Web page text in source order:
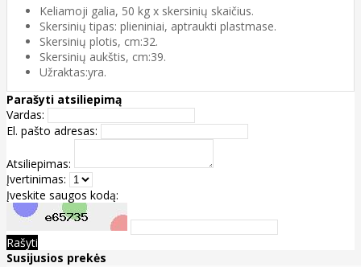
Keliamoji galia, 50 kg x skersinių skaičius.
Skersinių tipas: plieniniai, aptraukti plastmase.
Skersinių plotis, cm:32.
Skersinių aukštis, cm:39.
Užraktas:yra.
Parašyti atsiliepimą
Vardas:
El. pašto adresas:
Atsiliepimas:
Įvertinimas:
Įveskite saugos kodą:
Rašyti
Susijusios prekės